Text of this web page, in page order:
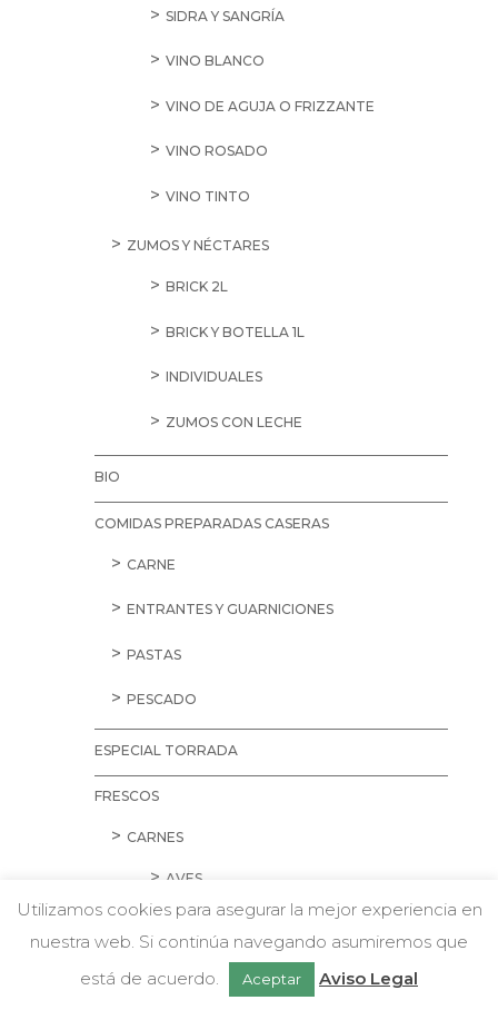
SIDRA Y SANGRÍA
VINO BLANCO
VINO DE AGUJA O FRIZZANTE
VINO ROSADO
VINO TINTO
ZUMOS Y NÉCTARES
BRICK 2L
BRICK Y BOTELLA 1L
INDIVIDUALES
ZUMOS CON LECHE
BIO
COMIDAS PREPARADAS CASERAS
CARNE
ENTRANTES Y GUARNICIONES
PASTAS
PESCADO
ESPECIAL TORRADA
FRESCOS
CARNES
AVES
CARNE PICADA
CERDO w Chatea con nosotros
Utilizamos cookies para asegurar la mejor experiencia en
nuestra web. Si continúa navegando asumiremos que
está de acuerdo.
Aceptar Aviso Legal